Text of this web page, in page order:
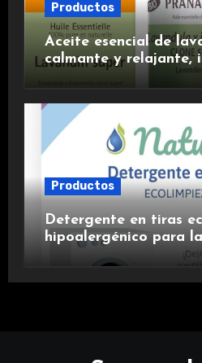
Productos
Aceite esencial de
calmante y relajante,
Productos
Detergente en tiras
hipoalergénico para
suavizante incluido y